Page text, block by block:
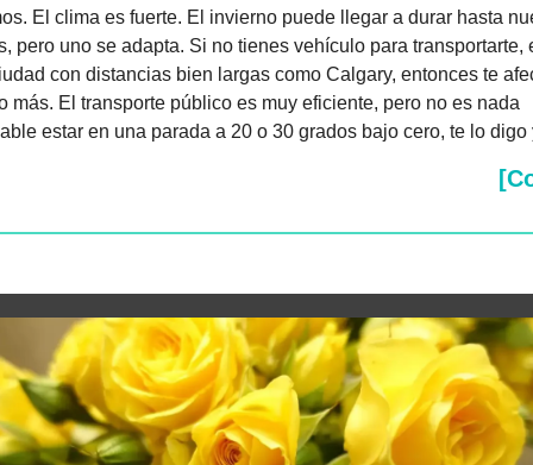
El clima es fuerte. El invierno puede llegar a durar hasta
pero uno se adapta. Si no tienes vehículo para transportarte,
con distancias bien largas como Calgary, entonces te
más. El transporte público es muy eficiente, pero no es nada
estar en una parada a 20 o 30 grados bajo cero, te lo digo